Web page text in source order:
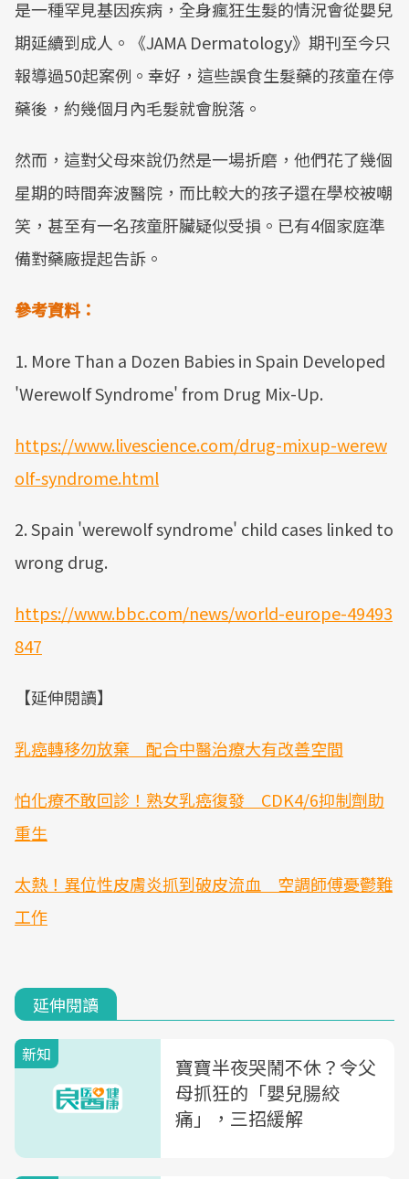
是一種罕見基因疾病，全身瘋狂生髮的情況會從嬰兒
期延續到成人。《JAMA Dermatology》期刊至今只
報導過50起案例。幸好，這些誤食生髮藥的孩童在停
藥後，約幾個月內毛髮就會脫落。
然而，這對父母來說仍然是一場折磨，他們花了幾個
星期的時間奔波醫院，而比較大的孩子還在學校被嘲
笑，甚至有一名孩童肝臟疑似受損。已有4個家庭準
備對藥廠提起告訴。
參考資料：
1. More Than a Dozen Babies in Spain Developed
'Werewolf Syndrome' from Drug Mix-Up.
https://www.livescience.com/drug-mixup-werew
olf-syndrome.html
2. Spain 'werewolf syndrome' child cases linked to
wrong drug.
https://www.bbc.com/news/world-europe-49493
847
【延伸閱讀】
乳癌轉移勿放棄 配合中醫治療大有改善空間
怕化療不敢回診！熟女乳癌復發 CDK4/6抑制劑助
重生
太熱！異位性皮膚炎抓到破皮流血 空調師傅憂鬱難
工作
延伸閱讀
新知
寶寶半夜哭鬧不休？令父
母抓狂的「嬰兒腸絞
痛」，三招緩解